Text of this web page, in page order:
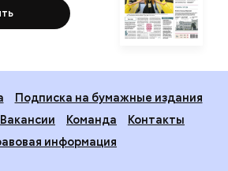
Подписка на бумажные издания
Вакансии Команда
Контакты
информация